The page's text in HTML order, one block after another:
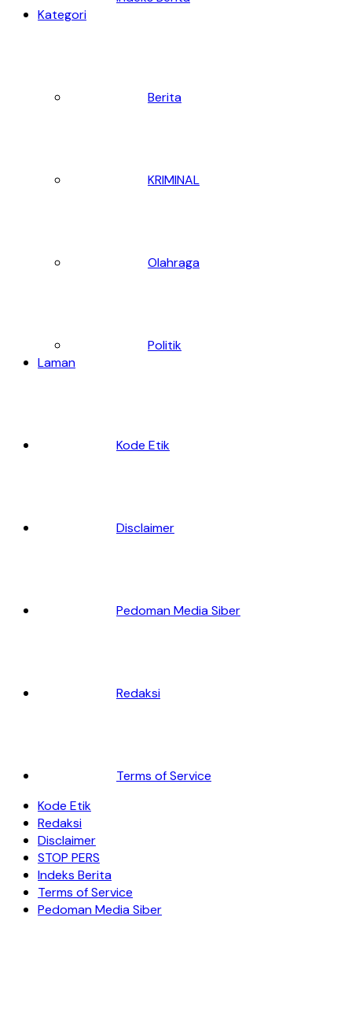
Kategori
Berita
KRIMINAL
Olahraga
Politik
Laman
Kode Etik
Disclaimer
Pedoman Media Siber
Redaksi
Terms of Service
Kode Etik
Redaksi
Disclaimer
STOP PERS
Indeks Berita
Terms of Service
Pedoman Media Siber